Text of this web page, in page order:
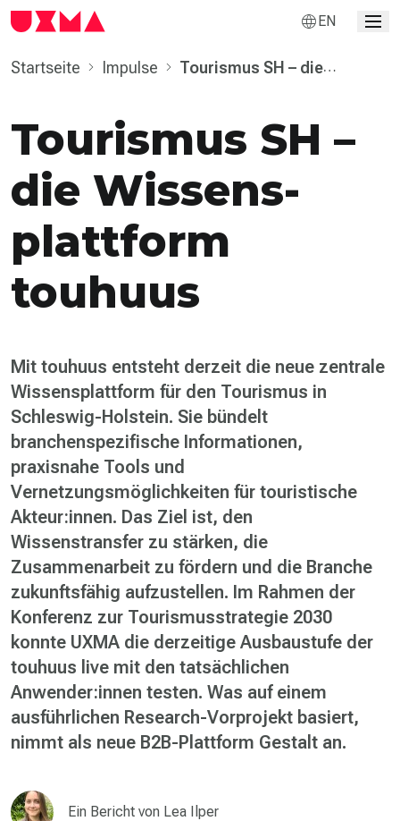
EN
Startseite Impulse
Tourismus SH – die
Tourismus SH –
die Wissens­
plattform
touhuus
Mit touhuus entsteht derzeit die neue zentrale
Wissensplattform für den Tourismus in
Schleswig-Holstein. Sie bündelt
branchenspezifische Informationen,
praxisnahe Tools und
Vernetzungsmöglichkeiten für touristische
Akteur:innen. Das Ziel ist, den
Wissenstransfer zu stärken, die
Zusammenarbeit zu fördern und die Branche
zukunftsfähig aufzustellen. Im Rahmen der
Konferenz zur Tourismusstrategie 2030
konnte UXMA die derzeitige Ausbaustufe der
touhuus live mit den tatsächlichen
Anwender:innen testen. Was auf einem
ausführlichen Research-Vorprojekt basiert,
nimmt als neue B2B-Plattform Gestalt an.
Ein Bericht von Lea Ilper